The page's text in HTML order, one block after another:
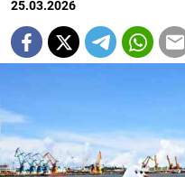
25.03.2026